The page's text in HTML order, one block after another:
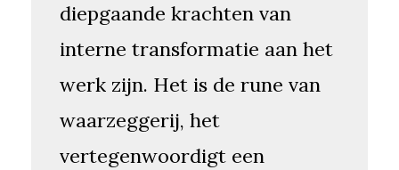
diepgaande krachten van
interne transformatie aan het
werk zijn. Het is de rune van
waarzeggerij, het
vertegenwoordigt een